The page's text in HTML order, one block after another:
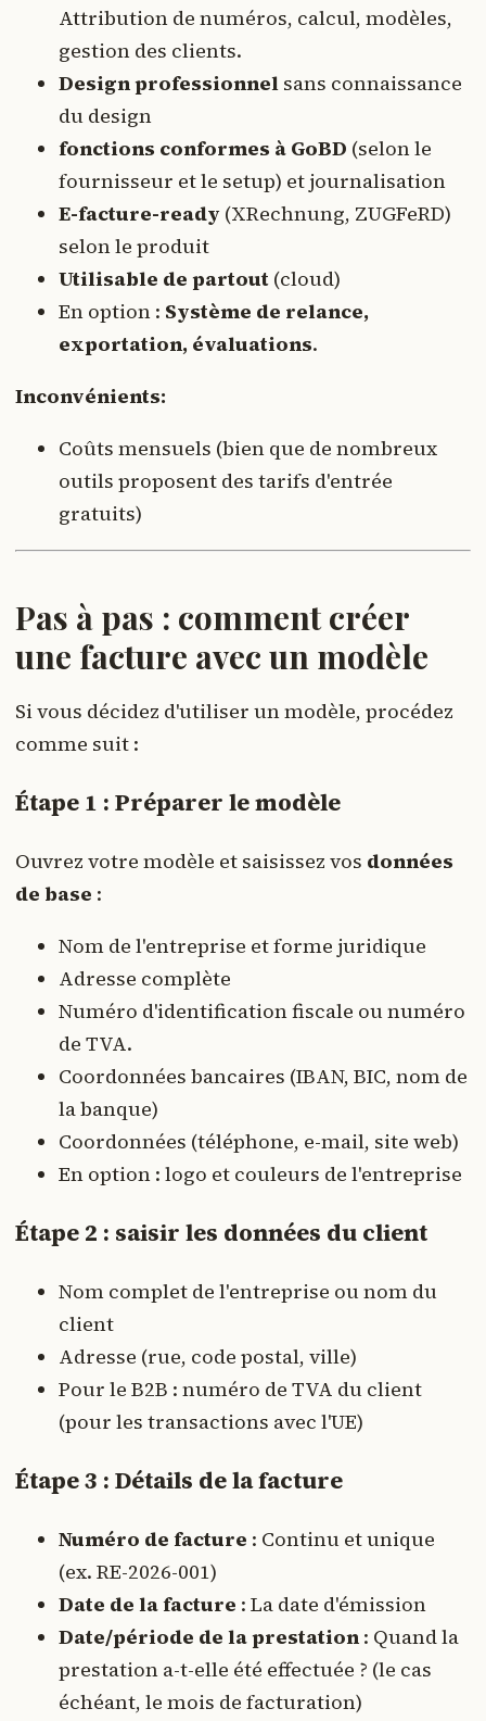
Attribution de numéros, calcul, modèles,
gestion des clients.
Design professionnel sans connaissance
du design
fonctions conformes à GoBD (selon le
fournisseur et le setup) et journalisation
E-facture-ready (XRechnung, ZUGFeRD)
selon le produit
Utilisable de partout (cloud)
En option : Système de relance,
exportation, évaluations.
Inconvénients:
Coûts mensuels (bien que de nombreux
outils proposent des tarifs d'entrée
gratuits)
Pas à pas : comment créer
une facture avec un modèle
Si vous décidez d'utiliser un modèle, procédez
comme suit :
Étape 1 : Préparer le modèle
Ouvrez votre modèle et saisissez vos données
de base :
Nom de l'entreprise et forme juridique
Adresse complète
Numéro d'identification fiscale ou numéro
de TVA.
Coordonnées bancaires (IBAN, BIC, nom de
la banque)
Coordonnées (téléphone, e-mail, site web)
En option : logo et couleurs de l'entreprise
Étape 2 : saisir les données du client
Nom complet de l'entreprise ou nom du
client
Adresse (rue, code postal, ville)
Pour le B2B : numéro de TVA du client
(pour les transactions avec l'UE)
Étape 3 : Détails de la facture
Numéro de facture : Continu et unique
(ex. RE-2026-001)
Date de la facture : La date d'émission
Date/période de la prestation : Quand la
prestation a-t-elle été effectuée ? (le cas
échéant, le mois de facturation)